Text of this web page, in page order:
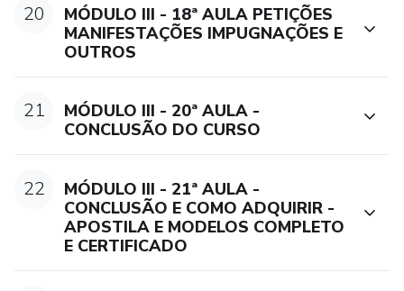
20
MÓDULO III - 18ª AULA PETIÇÕES
MANIFESTAÇÕES IMPUGNAÇÕES E
OUTROS
21
MÓDULO III - 20ª AULA -
CONCLUSÃO DO CURSO
22
MÓDULO III - 21ª AULA -
CONCLUSÃO E COMO ADQUIRIR -
APOSTILA E MODELOS COMPLETO
E CERTIFICADO